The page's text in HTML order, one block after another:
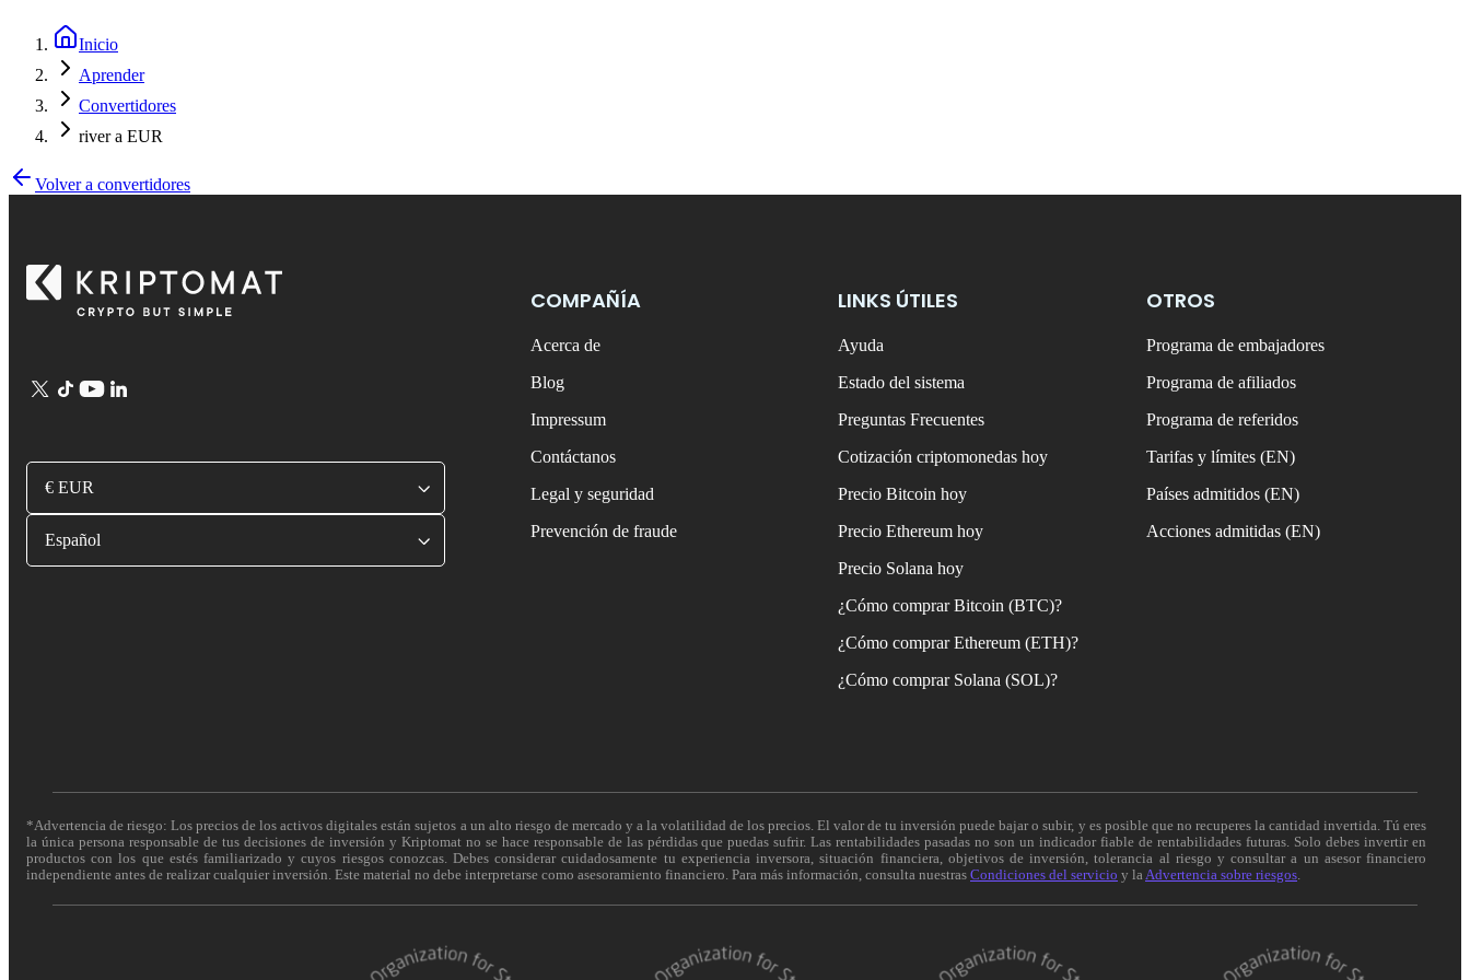
Inicio
Aprender
Convertidores
river a EUR
Volver a convertidores
€ EUR
Español
COMPAÑÍA
Acerca de
Blog
Impressum
Contáctanos
Legal y seguridad
Prevención de fraude
LINKS ÚTILES
Ayuda
Estado del sistema
Preguntas Frecuentes
Cotización criptomonedas hoy
Precio Bitcoin hoy
Precio Ethereum hoy
Precio Solana hoy
¿Cómo comprar Bitcoin (BTC)?
¿Cómo comprar Ethereum (ETH)?
¿Cómo comprar Solana (SOL)?
OTROS
Programa de embajadores
Programa de afiliados
Programa de referidos
Tarifas y límites (EN)
Países admitidos (EN)
Acciones admitidas (EN)
*Advertencia de riesgo: Los precios de los activos digitales están sujetos a un alto riesgo de mercado y a la volatilidad de los precios. El valor de tu inversión puede bajar o subir, y es posible que no recuperes la cantidad invertida. Tú eres
la única persona responsable de tus decisiones de inversión y Kriptomat no se hace responsable de las pérdidas que puedas sufrir. Las rentabilidades pasadas no son un indicador fiable de rentabilidades futuras. Solo debes invertir en
productos con los que estés familiarizado y cuyos riesgos conozcas. Debes considerar cuidadosamente tu experiencia inversora, situación financiera, objetivos de inversión, tolerancia al riesgo y consultar a un asesor financiero
independiente antes de realizar cualquier inversión. Este material no debe interpretarse como asesoramiento financiero. Para más información, consulta nuestras Condiciones del servicio y la Advertencia sobre riesgos